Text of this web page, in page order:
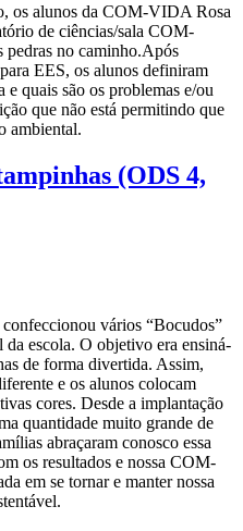
os alunos da COM-VIDA Rosa
de ciências/sala COM-
no caminho.Após
EES, os alunos definiram
e quais são os problemas e/ou
que não está permitindo que
ambiental.
(ODS 4,
vários “Bocudos”
escola. O objetivo era ensiná-
de forma divertida. Assim,
e os alunos colocam
cores. Desde a implantação
quantidade muito grande de
abraçaram conosco essa
os resultados e nossa COM-
em se tornar e manter nossa